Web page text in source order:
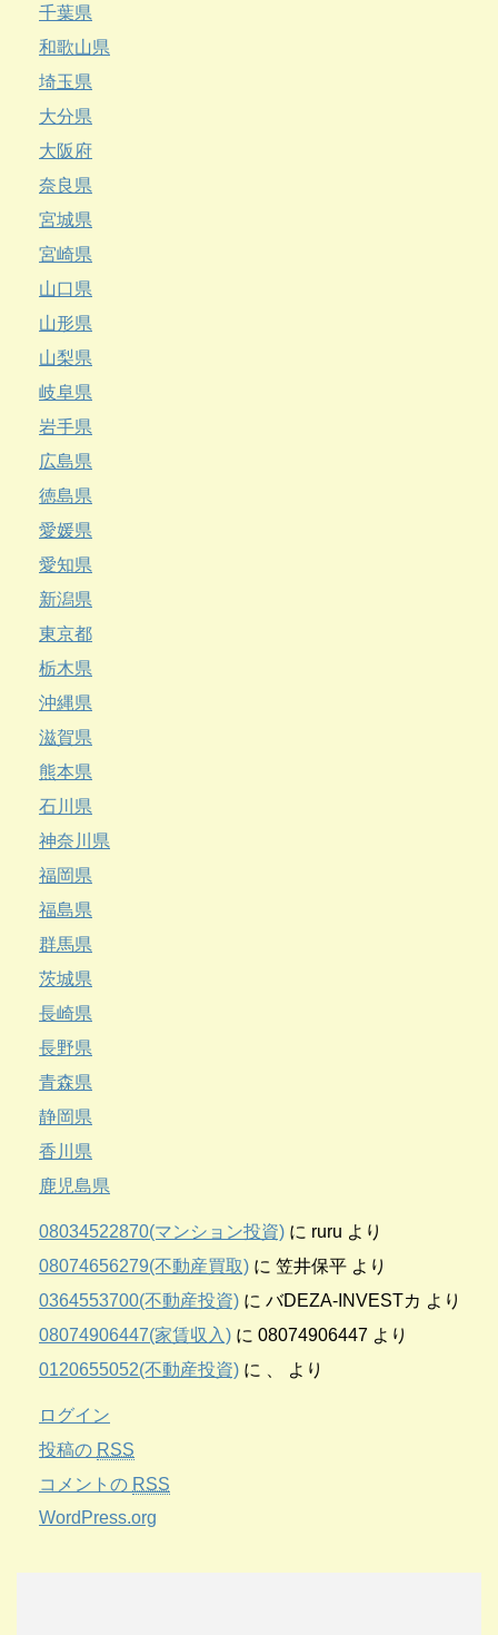
千葉県
和歌山県
埼玉県
大分県
大阪府
奈良県
宮城県
宮崎県
山口県
山形県
山梨県
岐阜県
岩手県
広島県
徳島県
愛媛県
愛知県
新潟県
東京都
栃木県
沖縄県
滋賀県
熊本県
石川県
神奈川県
福岡県
福島県
群馬県
茨城県
長崎県
長野県
青森県
静岡県
香川県
鹿児島県
08034522870(マンション投資) に ruru より
08074656279(不動産買取) に 笠井保平 より
0364553700(不動産投資) に バDEZA-INVESTカ より
08074906447(家賃収入) に 08074906447 より
0120655052(不動産投資) に より
ログイン
投稿の RSS
コメントの RSS
WordPress.org